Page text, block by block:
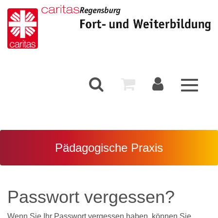
Toggle
Pädagogische Praxis
Passwort vergessen?
Wenn Sie Ihr Passwort vergessen haben, können Sie